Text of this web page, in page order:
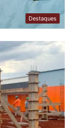
Destaques